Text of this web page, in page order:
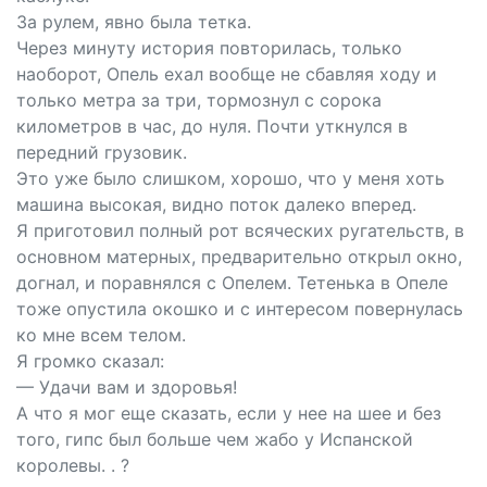
За рулем, явно была тетка.
Через минуту история повторилась, только
наоборот, Опель ехал вообще не сбавляя ходу и
только метра за три, тормознул с сорока
километров в час, до нуля. Почти уткнулся в
передний грузовик.
Это уже было слишком, хорошо, что у меня хоть
машина высокая, видно поток далеко вперед.
Я приготовил полный рот всяческих ругательств, в
основном матерных, предварительно открыл окно,
догнал, и поравнялся с Опелем. Тетенька в Опеле
тоже опустила окошко и с интересом повернулась
ко мне всем телом.
Я громко сказал:
— Удачи вам и здоровья!
А что я мог еще сказать, если у нее на шее и без
того, гипс был больше чем жабо у Испанской
королевы. . ?